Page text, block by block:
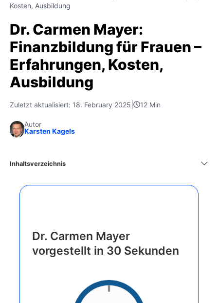
Kosten, Ausbildung
Dr. Carmen Mayer:
Finanzbildung für Frauen –
Erfahrungen, Kosten,
Ausbildung
Zuletzt aktualisiert: 18. February 2025 12 Min
Autor
Karsten Kagels
Inhaltsverzeichnis
Dr. Carmen Mayer
vorgestellt in 30 Sekunden